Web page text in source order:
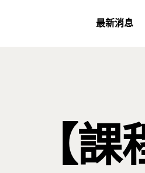
最新消息
【